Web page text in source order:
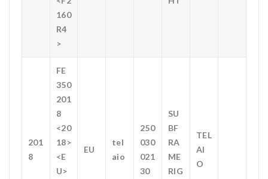
160
R4
>
201
8
FE
350
201
8
<20
18>
<E
U>
EU
tel
aio
250
030
021
30
SU
BF
RA
ME
RIG
TEL
AI
O